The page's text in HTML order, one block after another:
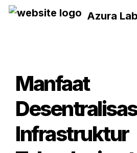
Azura
Manfaat
Infrastruktur